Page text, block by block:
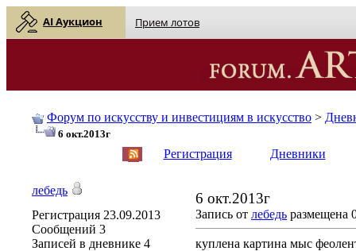
AI Аукцион Прием лотов
Форум по искусству и инвестициям в искусство >
6 окт.2013г
Регистрация Дневники
6 окт.2013г
Запись от лебедь размещена
куплена картина мыс
лебедь
Регистрация 23.09.2013
Сообщений 3
Записей в дневнике 4